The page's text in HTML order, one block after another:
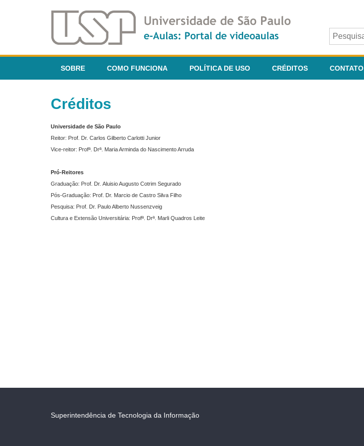
SOBRE COMO FUNCIONA POLÍTICA DE USO CRÉDITOS CONTATO
Créditos
Universidade de São Paulo
Reitor: Prof. Dr. Carlos Gilberto Carlotti Junior
Vice-reitor: Profª. Drª. Maria Arminda do Nascimento Arruda
Pró-Reitores
Graduação: Prof. Dr. Aluisio Augusto Cotrim Segurado
Pós-Graduação: Prof. Dr. Marcio de Castro Silva Filho
Pesquisa: Prof. Dr. Paulo Alberto Nussenzveig
Cultura e Extensão Universitária: Profª. Drª. Marli Quadros Leite
Superintendência de Tecnologia da Informação